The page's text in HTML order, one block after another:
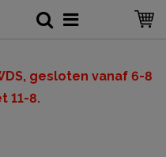
gesloten vanaf 6-8
11-8.